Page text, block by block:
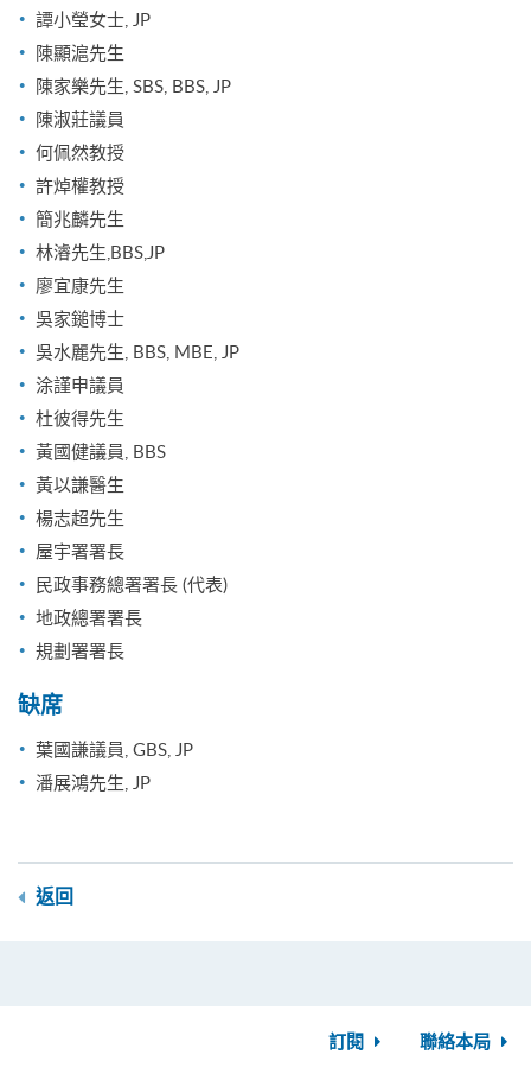
譚小瑩女士, JP
陳顯滬先生
陳家樂先生, SBS, BBS, JP
陳淑莊議員
何佩然教授
許焯權教授
簡兆麟先生
林濬先生,BBS,JP
廖宜康先生
吳家鎚博士
吳水麗先生, BBS, MBE, JP
涂謹申議員
杜彼得先生
黃國健議員, BBS
黃以謙醫生
楊志超先生
屋宇署署長
民政事務總署署長 (代表)
地政總署署長
規劃署署長
缺席
葉國謙議員, GBS, JP
潘展鴻先生, JP
返回
訂閱 聯絡本局